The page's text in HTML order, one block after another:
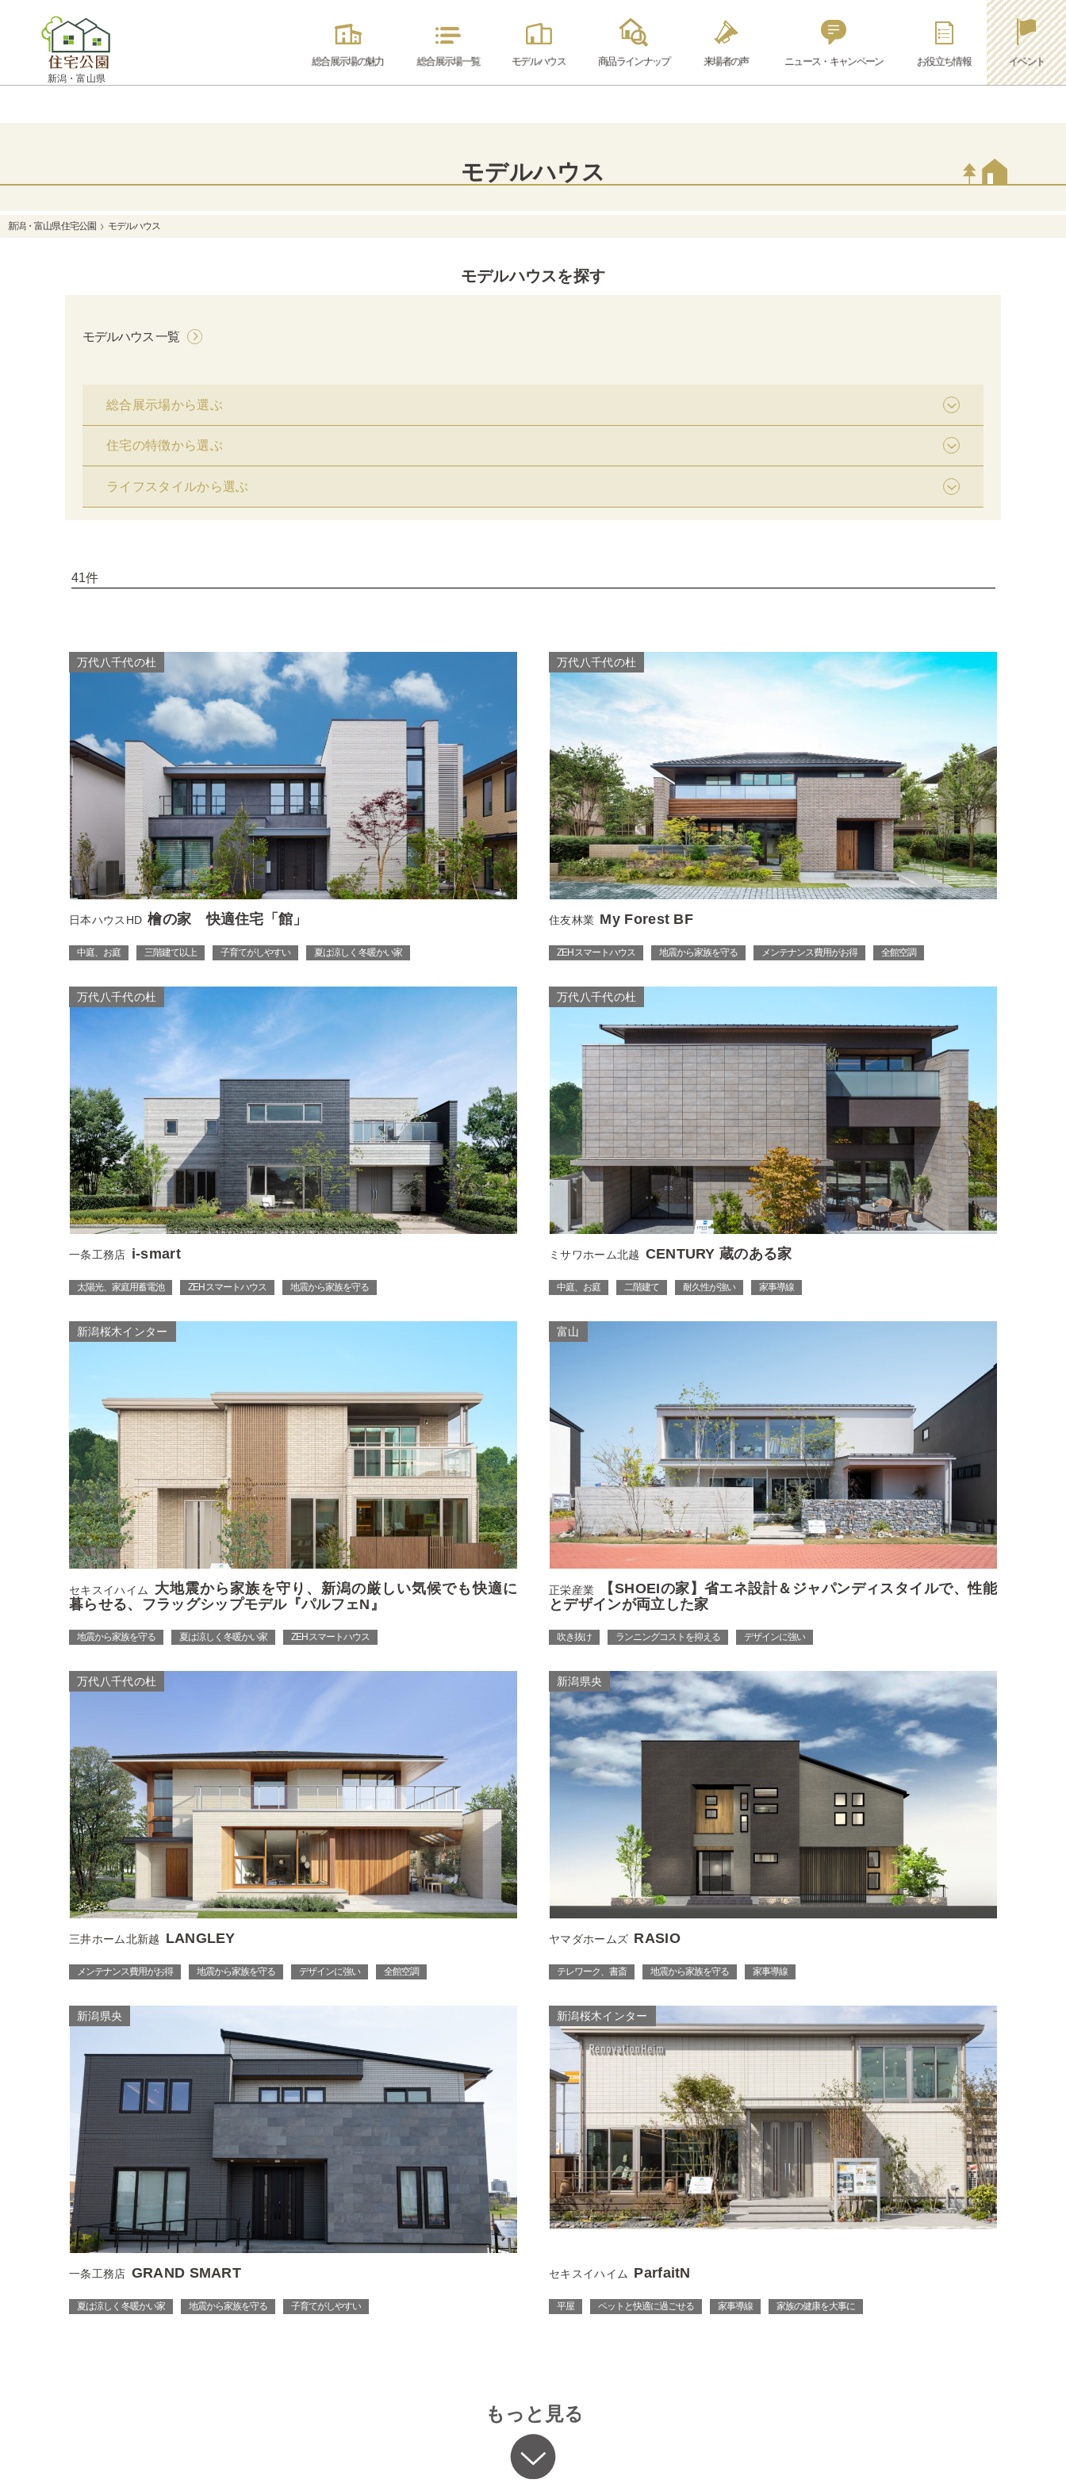
新潟・富山県
総合展示場の魅力 総合展示場一覧 モデルハウス 商品ラインナップ 来場者の声 ニュース・キャンペーン お役立ち情報 イベント
モデルハウス
新潟・富山県 住宅公園 モデルハウス
モデルハウスを探す
モデルハウス 一覧
総合展示場から選ぶ
住宅の特徴から選ぶ
ライフスタイルから選ぶ
41件
万代八千代の杜
日本ハウスHD 檜の家 快適住宅「館」
中庭、お庭 三階建て以上 子育てがしやすい 夏は涼しく 冬暖かい家
万代八千代の杜
住友林業 My Forest BF
ZEH スマートハウス 地震から家族を守る メンテナンス費用がお得 全館空調
万代八千代の杜
一条工務店 i-smart
太陽光、家庭用蓄電池 ZEH スマートハウス 地震から家族を守る
万代八千代の杜
ミサワホーム北越 CENTURY 蔵のある家
中庭、お庭 二階建て 耐久性が強い 家事導線
新潟桜木インター
セキスイハイム
大地震から家族を守り、新潟の厳しい気候でも快適に
暮らせる、フラッグシップモデル『パルフェN』
地震から家族を守る 夏は涼しく 冬暖かい家 ZEH スマートハウス
富山
正栄産業
【SHOEIの家】省エネ設計＆ジャパンディスタイルで、性能
とデザインが両立した家
吹き抜け ランニングコストを抑える デザインに強い
万代八千代の杜
三井ホーム北新越 LANGLEY
メンテナンス費用がお得 地震から家族を守る デザインに強い 全館空調
新潟県央
ヤマダホームズ RASIO
テレワーク、書斎 地震から家族を守る 家事導線
新潟県央
一条工務店 GRAND SMART
夏は涼しく 冬暖かい家 地震から家族を守る 子育てがしやすい
新潟桜木インター
セキスイハイム ParfaitN
平屋 ペットと快適に過ごせる 家事導線 家族の健康を大事に